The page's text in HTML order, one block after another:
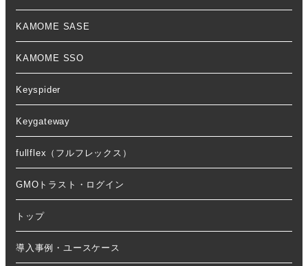
KAMOME SASE
KAMOME SSO
Keyspider
Keygateway
fullflex（フルフレックス）
GMOトラスト・ログイン
トップ
導入事例・ユースケース